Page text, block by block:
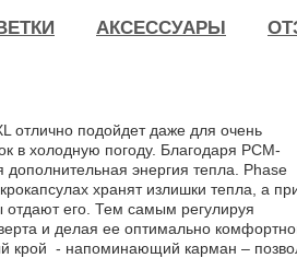
АКСЕССУАРЫ
отлично подойдет даже для очень
в холодную погоду. Благодаря PCM-
дополнительная энергия тепла. Phase
хранят излишки тепла, а
его. Тем самым регулируя
и делая ее оптимально
крой - напоминающий карман –